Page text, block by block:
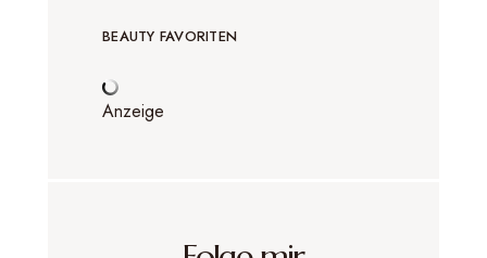
BEAUTY FAVORITEN
Anzeige